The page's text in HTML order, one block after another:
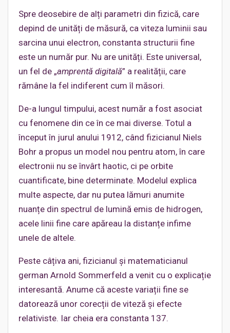
Spre deosebire de alți parametri din fizică, care
depind de unități de măsură, ca viteza luminii sau
sarcina unui electron, constanta structurii fine
este un număr pur. Nu are unități. Este universal,
un fel de „amprentă digitală” a realității, care
rămâne la fel indiferent cum îl măsori.
De-a lungul timpului, acest număr a fost asociat
cu fenomene din ce în ce mai diverse. Totul a
început în jurul anului 1912, când fizicianul Niels
Bohr a propus un model nou pentru atom, în care
electronii nu se învârt haotic, ci pe orbite
cuantificate, bine determinate. Modelul explica
multe aspecte, dar nu putea lămuri anumite
nuanțe din spectrul de lumină emis de hidrogen,
acele linii fine care apăreau la distanțe infime
unele de altele.
Peste câțiva ani, fizicianul și matematicianul
german Arnold Sommerfeld a venit cu o explicație
interesantă. Anume că aceste variații fine se
datorează unor corecții de viteză și efecte
relativiste. Iar cheia era constanta 137.